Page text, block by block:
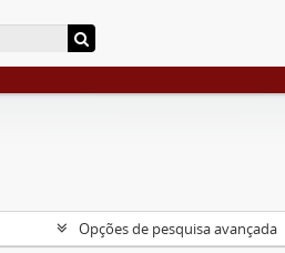
Opções de pesquisa avançada